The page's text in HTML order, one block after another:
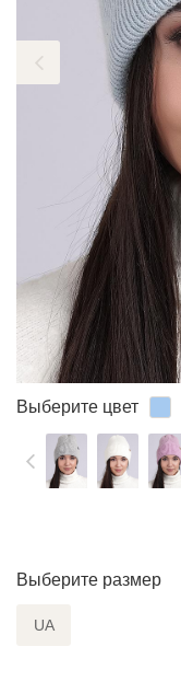
Выберите цвет
Выберите размер
UA